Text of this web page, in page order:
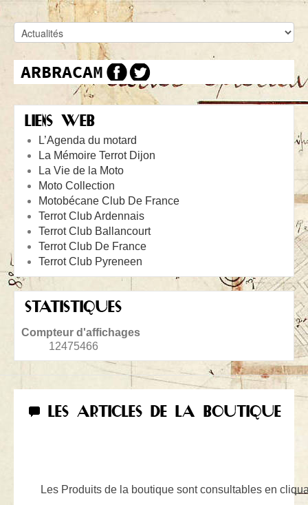
LIENS WEB
L’Agenda du motard
La Mémoire Terrot Dijon
La Vie de la Moto
Moto Collection
Motobécane Club De France
Terrot Club Ardennais
Terrot Club Ballancourt
Terrot Club De France
Terrot Club Pyreneen
STATISTIQUES
Compteur d'affichages
12475466
LES ARTICLES DE LA BOUTIQUE
Les Produits de la boutique sont consultables en